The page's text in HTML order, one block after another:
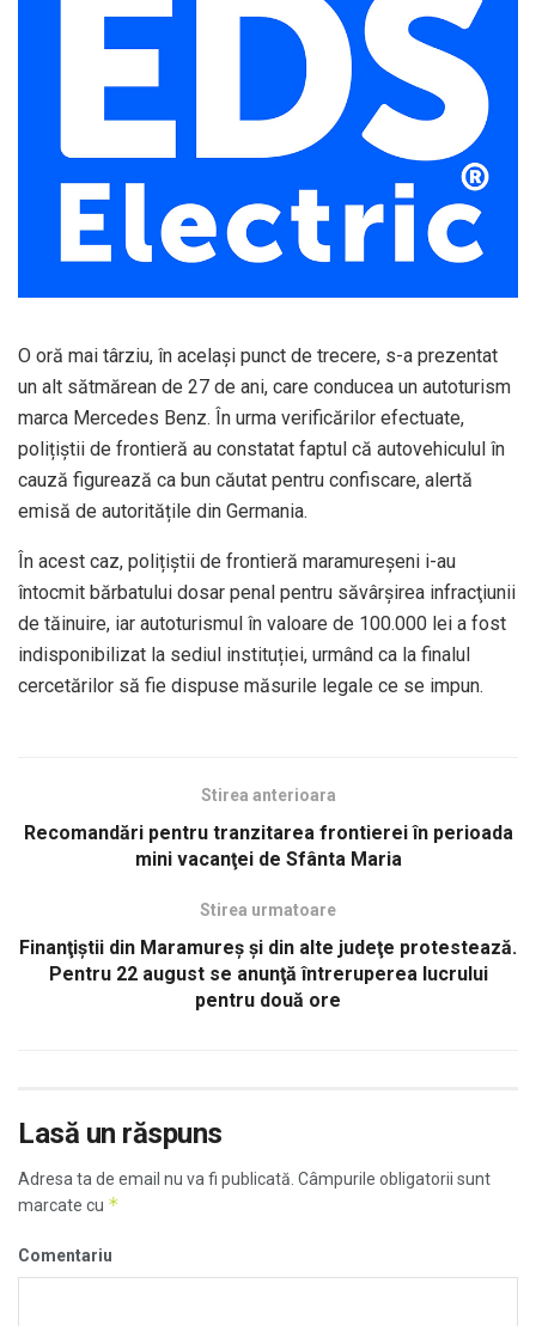
O oră mai târziu, în același punct de trecere, s-a prezentat
un alt sătmărean de 27 de ani, care conducea un autoturism
marca Mercedes Benz. În urma verificărilor efectuate,
polițiștii de frontieră au constatat faptul că autovehiculul în
cauză figurează ca bun căutat pentru confiscare, alertă
emisă de autoritățile din Germania.
În acest caz, polițiștii de frontieră maramureșeni i-au
întocmit bărbatului dosar penal pentru săvârşirea infracţiunii
de tăinuire, iar autoturismul în valoare de 100.000 lei a fost
indisponibilizat la sediul instituției, urmând ca la finalul
cercetărilor să fie dispuse măsurile legale ce se impun.
Stirea anterioara
Recomandări pentru tranzitarea frontierei în perioada
mini vacanţei de Sfânta Maria
Stirea urmatoare
Finanţiştii din Maramureş şi din alte judeţe protestează.
Pentru 22 august se anunţă întreruperea lucrului
pentru două ore
Lasă un răspuns
Adresa ta de email nu va fi publicată. Câmpurile obligatorii sunt
marcate cu *
Comentariu